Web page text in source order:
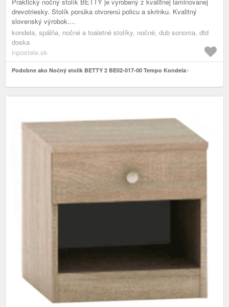
Praktický nočný stolík BETTY je vyrobený z kvalitnej laminovanej
drevotriesky. Stolík ponúka otvorenú policu a skrinku. Kvalitný
slovenský výrobok....
kondela, spálňa, nočné a toaletné stolíky, nočné, dub sonoma, dtd
doska
inpostele.sk
Podobne ako Nočný stolík BETTY 2 BE02-017-00 Tempo Kondela